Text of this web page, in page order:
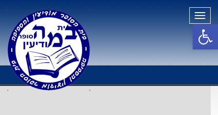
פתח סרגל נגישות
תפריט